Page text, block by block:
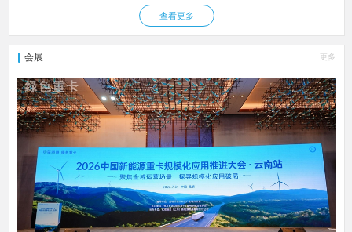
查看更多
会展 更多